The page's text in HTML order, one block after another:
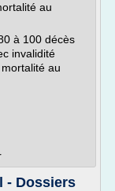
au
à 100 décès
invalidité
au
- Dossiers